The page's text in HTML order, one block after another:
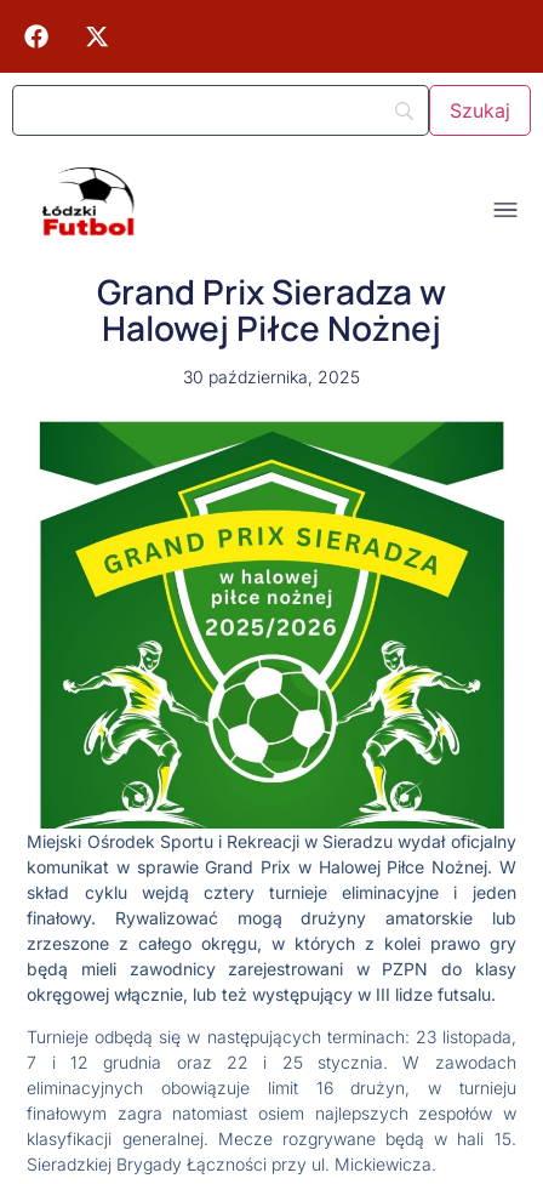
Grand Prix Sieradza w
Halowej Piłce Nożnej
30 października, 2025
Miejski Ośrodek Sportu i Rekreacji w Sieradzu wydał oficjalny
komunikat w sprawie Grand Prix w Halowej Piłce Nożnej. W
skład cyklu wejdą cztery turnieje eliminacyjne i jeden
finałowy. Rywalizować mogą drużyny amatorskie lub
zrzeszone z całego okręgu, w których z kolei prawo gry
będą mieli zawodnicy zarejestrowani w PZPN do klasy
okręgowej włącznie, lub też występujący w III lidze futsalu.
Turnieje odbędą się w następujących terminach: 23 listopada,
7 i 12 grudnia oraz 22 i 25 stycznia. W zawodach
eliminacyjnych obowiązuje limit 16 drużyn, w turnieju
finałowym zagra natomiast osiem najlepszych zespołów w
klasyfikacji generalnej. Mecze rozgrywane będą w hali 15.
Sieradzkiej Brygady Łączności przy ul. Mickiewicza.